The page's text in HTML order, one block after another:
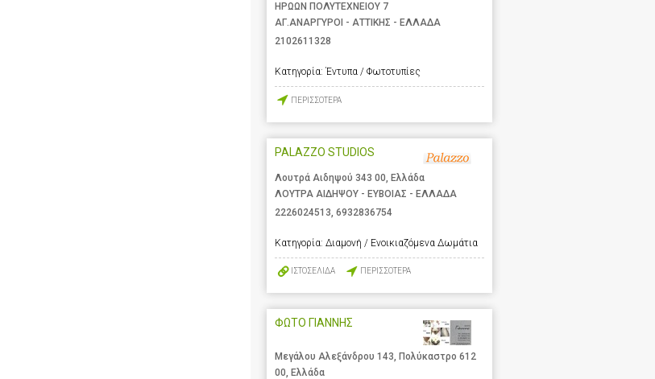
ΗΡΩΩΝ ΠΟΛΥΤΕΧΝΕΙΟΥ 7
ΑΓ.ΑΝΑΡΓΥΡΟΙ - ΑΤΤΙΚΗΣ - ΕΛΛΑΔΑ
2102611328
Κατηγορία: Έντυπα / Φωτοτυπίες
ΠΕΡΙΣΣΟΤΕΡΑ
PALAZZO STUDIOS
Λουτρά Αιδηψού 343 00, Ελλάδα
ΛΟΥΤΡΑ ΑΙΔΗΨΟΥ - ΕΥΒΟΙΑΣ - ΕΛΛΑΔΑ
2226024513 6932836754
Κατηγορία: Διαμονή / Ενοικιαζόμενα Δωμάτια
ΙΣΤΟΣΕΛΙΔΑ ΠΕΡΙΣΣΟΤΕΡΑ
ΦΩΤΟ ΓΙΑΝΝΗΣ
Μεγάλου Αλεξάνδρου 143, Πολύκαστρο 612
00, Ελλάδα